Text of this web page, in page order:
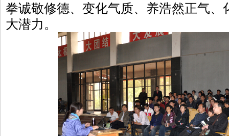
拳诚敬修德、变化气质、养浩然正气、
大潜力。